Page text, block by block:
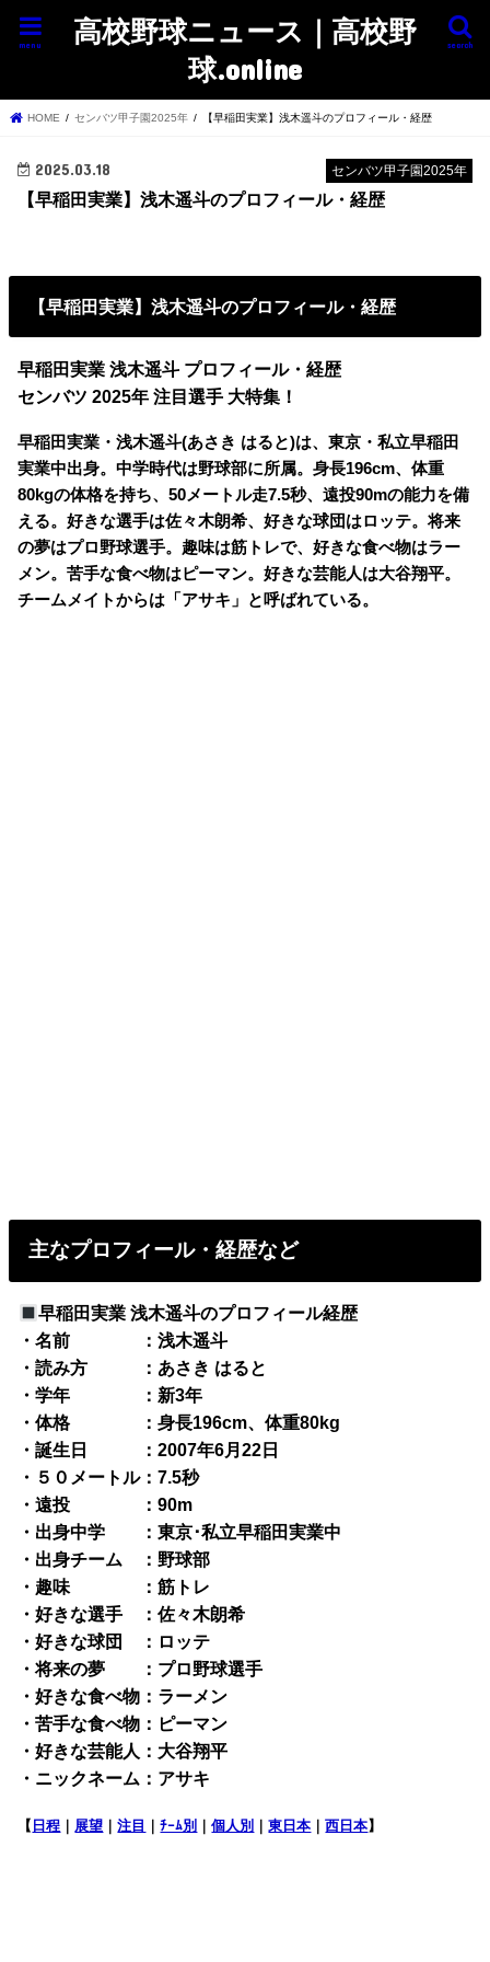
高校野球ニュース｜高校野
球.online
search
menu
HOME センバツ甲子園2025年 【早稲田実業】浅木遥斗のプロフィール・経歴
センバツ甲子園2025年
2025.03.18
【早稲田実業】浅木遥斗のプロフィール・経歴
【早稲田実業】浅木遥斗のプロフィール・経歴
早稲田実業 浅木遥斗 プロフィール・経歴
センバツ 2025年 注目選手 大特集！
早稲田実業・浅木遥斗(あさき はると)は、東京・私立早稲田
実業中出身。中学時代は野球部に所属。身長196cm、体重
80kgの体格を持ち、50メートル走7.5秒、遠投90mの能力を備
える。好きな選手は佐々木朗希、好きな球団はロッテ。将来
の夢はプロ野球選手。趣味は筋トレで、好きな食べ物はラー
メン。苦手な食べ物はピーマン。好きな芸能人は大谷翔平。
チームメイトからは「アサキ」と呼ばれている。
主なプロフィール・経歴など
早稲田実業 浅木遥斗のプロフィール経歴
・名前 ：浅木遥斗
・読み方 ：あさき はると
・学年 ：新3年
・体格 ：身長196cm、体重80kg
・誕生日 ：2007年6月22日
・５０メートル：7.5秒
・遠投 ：90m
・出身中学 ：東京･私立早稲田実業中
・出身チーム ：野球部
・趣味 ：筋トレ
・好きな選手 ：佐々木朗希
・好きな球団 ：ロッテ
・将来の夢 ：プロ野球選手
・好きな食べ物：ラーメン
・苦手な食べ物：ピーマン
・好きな芸能人：大谷翔平
・ニックネーム：アサキ
【 日程 ｜ 展望 ｜注目 ｜ﾁｰﾑ別 ｜個人別 ｜東日本 ｜西日本】